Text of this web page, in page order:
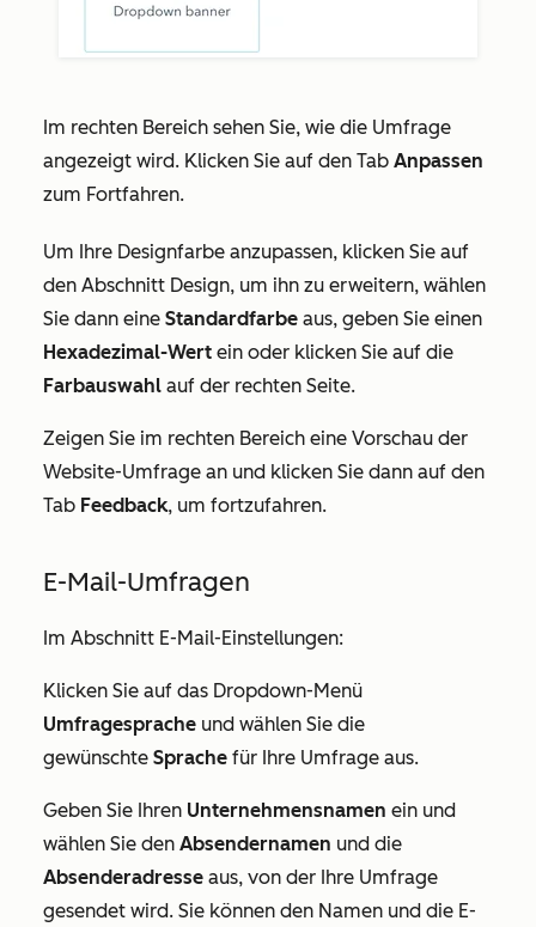
Im rechten Bereich sehen Sie, wie die Umfrage
angezeigt wird. Klicken Sie auf den Tab Anpassen
zum Fortfahren.
Um Ihre Designfarbe anzupassen, klicken Sie auf
den Abschnitt Design, um ihn zu erweitern, wählen
Sie dann eine Standardfarbe aus, geben Sie einen
Hexadezimal-Wert ein oder klicken Sie auf die
Farbauswahl auf der rechten Seite.
Zeigen Sie im rechten Bereich eine Vorschau der
Website-Umfrage an und klicken Sie dann auf den
Tab Feedback, um fortzufahren.
E-Mail-Umfragen
Im Abschnitt E-Mail-Einstellungen:
Klicken Sie auf das Dropdown-Menü
Umfragesprache und wählen Sie die
gewünschte Sprache für Ihre Umfrage aus.
Geben Sie Ihren Unternehmensnamen ein und
wählen Sie den Absendernamen und die
Absenderadresse aus, von der Ihre Umfrage
gesendet wird. Sie können den Namen und die E-